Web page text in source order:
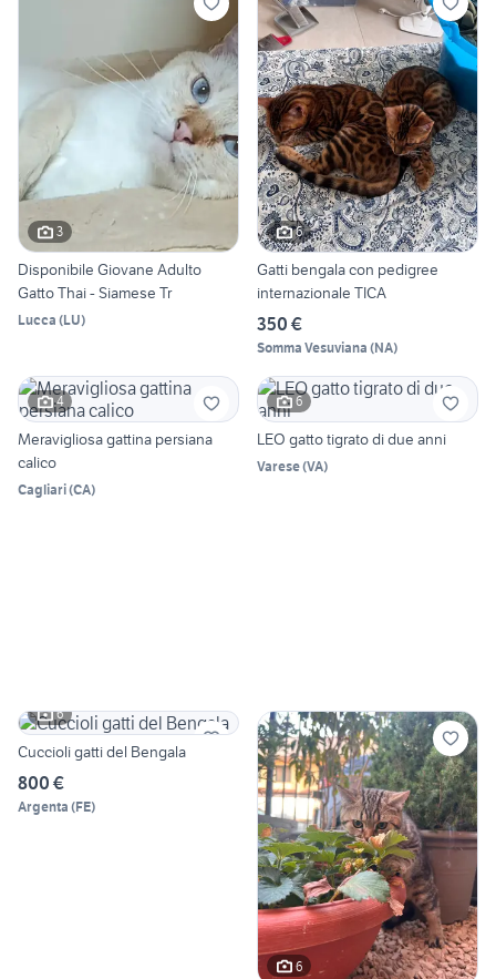
3
Disponibile Giovane Adulto
Gatto Thai - Siamese Tr
Lucca (LU)
6
Gatti bengala con pedigree
internazionale TICA
350 €
Somma Vesuviana (NA)
4
Meravigliosa gattina persiana
calico
Cagliari(CA)
6
LEO gatto tigrato di due anni
Varese(VA)
6
Cuccioli gatti del Bengala
800 €
Argenta (FE)
6